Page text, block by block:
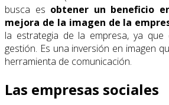
busca es obtener un beneficio
mejora de la imagen de la
la estrategia de la empresa, ya
gestión. Es una inversión en imagen
herramienta de comunicación.
Las empresas sociales